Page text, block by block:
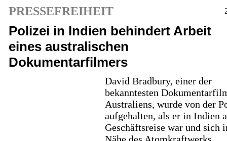
PRESSEFREIHEIT
Polizei in Indien behindert Arbeit
eines australischen
Dokumentarfilmers
David Bradbury, einer der
bekanntesten
Australiens, wurde von der
aufgehalten, als er in Indien
Geschäftsreise war und sich